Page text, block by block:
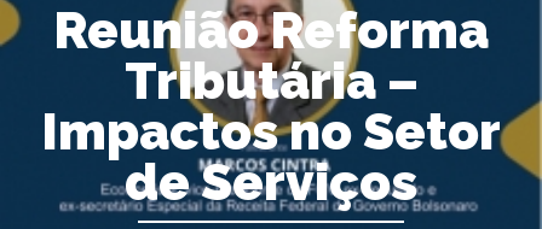
Reunião Reforma
Tributária –
Impactos no Setor
de Serviços